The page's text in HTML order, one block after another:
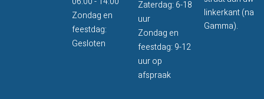
Zondag en
feestdag:
Gesloten
Zaterdag: 6-18
uur
Zondag en
feestdag: 9-12
uur op
afspraak
linkerkant (na
Gamma).